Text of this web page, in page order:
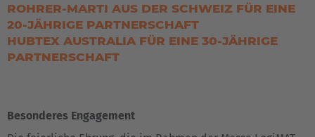
ROHRER-MARTI AUS DER SCHWEIZ FÜR EINE
20-JÄHRIGE PARTNERSCHAFT
HUBTEX AUSTRALIA FÜR EINE 30-JÄHRIGE
PARTNERSCHAFT
Besonderes Engagement